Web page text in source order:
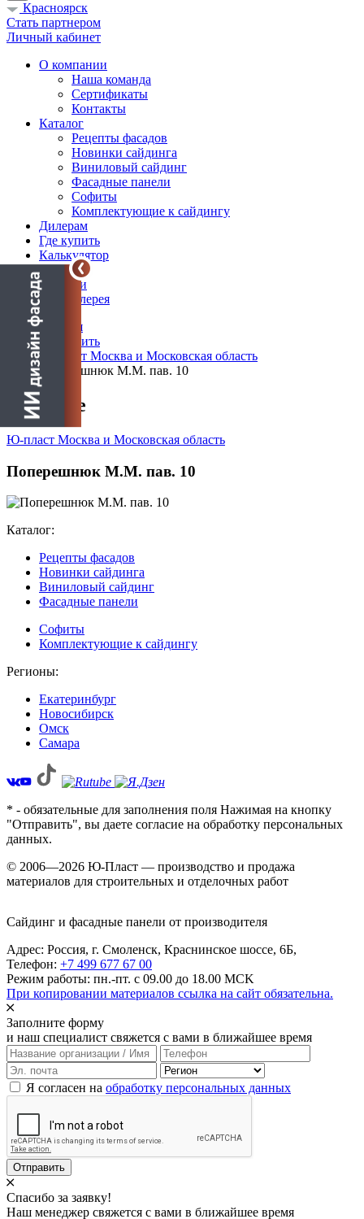
Красноярск
Стать партнером
Личный кабинет
О компании
Наша команда
Сертификаты
Контакты
Каталог
Рецепты фасадов
Новинки сайдинга
Виниловый сайдинг
Фасадные панели
Софиты
Комплектующие к сайдингу
Дилерам
Где купить
Калькулятор
Блог
Новости
Фотогалерея
Главная
Где купить
Ю-пласт Москва и Московская область
Поперешнюк М.М. пав. 10
О салоне
Ю-пласт Москва и Московская область
Поперешнюк М.М. пав. 10
Каталог:
Рецепты фасадов
Новинки сайдинга
Виниловый сайдинг
Фасадные панели
Софиты
Комплектующие к сайдингу
Регионы:
Екатеринбург
Новосибирск
Омск
Самара
* - обязательные для заполнения поля Нажимая на кнопку
"Отправить", вы даете согласие на обработку персональных
данных.
© 2006—2026 Ю-Пласт — производство и продажа
материалов для строительных и отделочных работ
Сайдинг и фасадные панели от производителя
Адрес: Россия, г. Смоленск, Краснинское шоссе, 6Б,
Телефон: +7 499 677 67 00
Режим работы: пн.-пт. с 09.00 до 18.00 MCK
При копировании материалов ссылка на сайт обязательна.
Заполните форму
и наш специалист свяжется с вами в ближайшее время
Я согласен на обработку персональных данных
Отправить
Спасибо за заявку!
Наш менеджер свяжется с вами в ближайшее время